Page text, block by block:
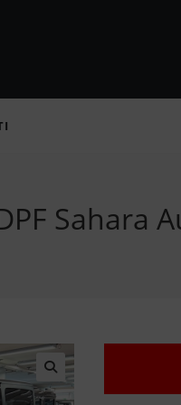
Sahara
🔍